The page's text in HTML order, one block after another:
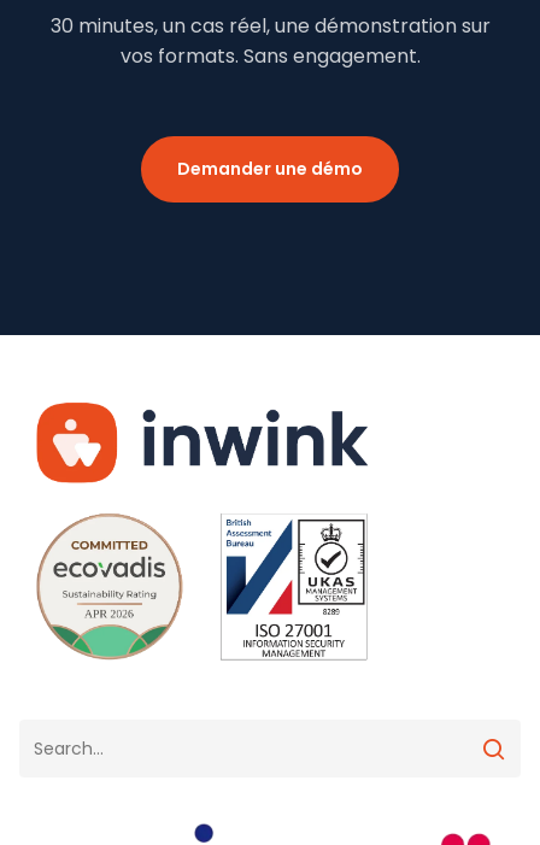
30 minutes, un cas réel, une démonstration sur
vos formats. Sans engagement.
Demander une démo